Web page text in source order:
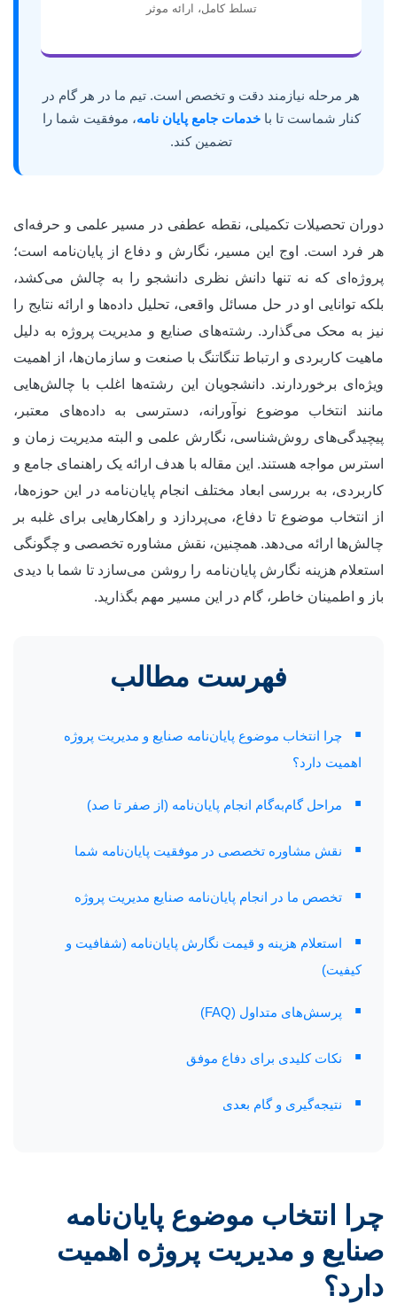
تسلط کامل، ارائه موثر
هر مرحله نیازمند دقت و تخصص است. تیم ما در هر گام در
کنار شماست تا باخدمات جامع پایان نامه، موفقیت شما را
تضمین کند.
دوران تحصیلات تکمیلی، نقطه عطفی در مسیر علمی و حرفه‌ای
هر فرد است. اوج این مسیر، نگارش و دفاع از پایان‌نامه است؛
پروژه‌ای که نه تنها دانش نظری دانشجو را به چالش می‌کشد،
بلکه توانایی او در حل مسائل واقعی، تحلیل داده‌ها و ارائه نتایج را
نیز به محک می‌گذارد. رشته‌های صنایع و مدیریت پروژه به دلیل
ماهیت کاربردی و ارتباط تنگاتنگ با صنعت و سازمان‌ها، از اهمیت
ویژه‌ای برخوردارند. دانشجویان این رشته‌ها اغلب با چالش‌هایی
مانند انتخاب موضوع نوآورانه، دسترسی به داده‌های معتبر،
پیچیدگی‌های روش‌شناسی، نگارش علمی و البته مدیریت زمان و
استرس مواجه هستند. این مقاله با هدف ارائه یک راهنمای جامع و
کاربردی، به بررسی ابعاد مختلف انجام پایان‌نامه در این حوزه‌ها،
از انتخاب موضوع تا دفاع، می‌پردازد و راهکارهایی برای غلبه بر
چالش‌ها ارائه می‌دهد. همچنین، نقش مشاوره تخصصی و چگونگی
استعلام هزینه نگارش پایان‌نامه را روشن می‌سازد تا شما با دیدی
باز و اطمینان خاطر، گام در این مسیر مهم بگذارید.
فهرست مطالب
▪
چرا انتخاب موضوع پایان‌نامه صنایع و مدیریت پروژه
اهمیت دارد؟
▪ مراحل گام‌به‌گام انجام پایان‌نامه (از صفر تا صد)
▪ نقش مشاوره تخصصی در موفقیت پایان‌نامه شما
▪ تخصص ما در انجام پایان‌نامه صنایع مدیریت پروژه
▪
استعلام هزینه و قیمت نگارش پایان‌نامه (شفافیت و
کیفیت)
▪ پرسش‌های متداول (FAQ)
▪ نکات کلیدی برای دفاع موفق
▪ نتیجه‌گیری و گام بعدی
چرا انتخاب موضوع پایان‌نامه
صنایع و مدیریت پروژه اهمیت
دارد؟